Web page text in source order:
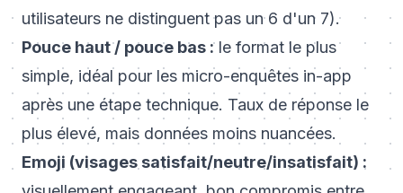
utilisateurs ne distinguent pas un 6 d'un 7).
Pouce haut / pouce bas :le format le plus
simple, idéal pour les micro-enquêtes in-app
après une étape technique. Taux de réponse le
plus élevé, mais données moins nuancées.
Emoji (visages satisfait/neutre/insatisfait) :